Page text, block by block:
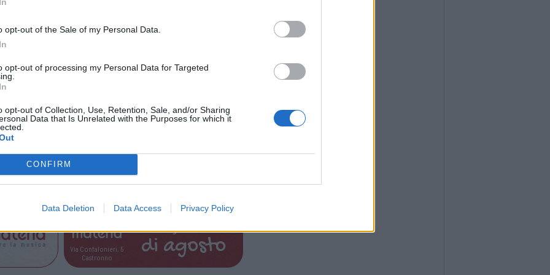
opt-out of the Sale of my Personal Data.
opt-out of processing my Personal Data for Targeted
opt-out of Collection, Use, Retention, Sale, and/or Sharing
Data that Is Unrelated with the Purposes for which it
CONFIRM
Data Deletion Data Access Privacy Policy
toccante. Piazza dedica la vittoria a un
oggi a ricordare e dedicare questa
amico John, che un anno fa è andato a
su di sopra – afferma Piazza -. Oggi è un
manca sempre e il post partita, il telefono e
sono più stati gli stessi e non lo saranno
Via Confalonieri, 5
Castronno
di agosto